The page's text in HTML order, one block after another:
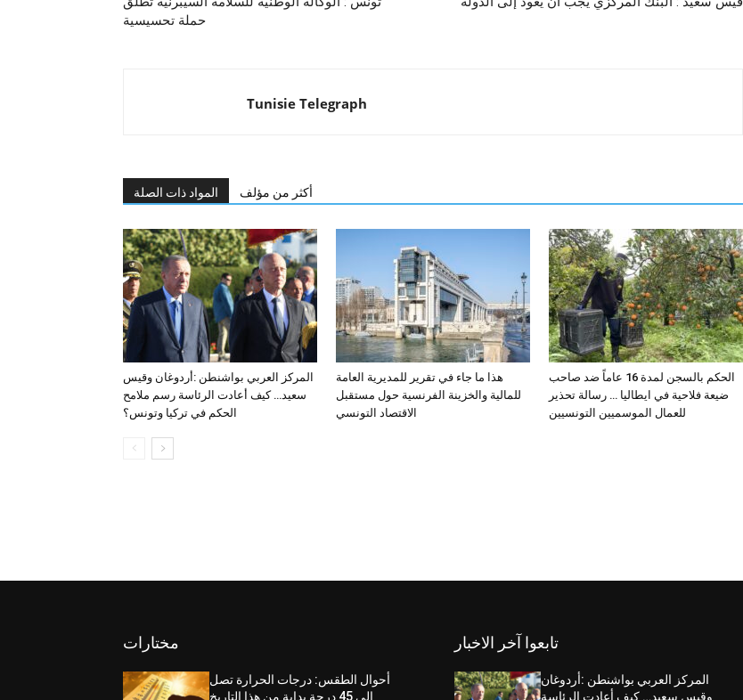
حملة تحسيسية
Tunisie Telegraph
المواد ذات الصلة أكثر من مؤلف
المركز العربي بواشنطن :أردوغان وقيس
سعيد… كيف أعادت الرئاسة رسم ملامح
الحكم في تركيا وتونس؟
هذا ما جاء في تقرير للمديرية العامة
للمالية والخزينة الفرنسية حول مستقبل
الاقتصاد التونسي
الحكم بالسجن لمدة 16 عاماً ضد صاحب
ضيعة فلاحية في ايطاليا … رسالة تحذير
للعمال الموسميين التونسيين
مختارات
أحوال الطقس: درجات الحرارة تصل
الى 45 درجة بداية من هذا التاريخ
تابعوا آخر الاخبار
المركز العربي بواشنطن :أردوغان
وقيس سعيد… كيف أعادت الرئاسة